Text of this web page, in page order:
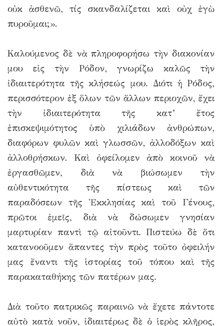
οὐκ ἀσθενῶ, τίς σκανδαλίζεται καὶ οὐχ ἐγὼ
πυροῦμαι;».
Καλούμενος δὲ νὰ πληροφορήσω τὴν διακονίαν
μου εἰς τὴν Ρόδον, γνωρίζω καλῶς τὴν
ἰδιαιτερότητα τῆς κλήσεώς μου. Διότι ἡ Ρόδος,
περισσότερον ἐξ ὅλων τῶν ἄλλων περιοχῶν, ἔχει
τὴν ἰδιαιτερότητα τῆς κατ’ ἔτος
ἐπισκεψιμότητος ὑπὸ χιλιάδων ἀνθρώπων,
διαφόρων φυλῶν καὶ γλωσσῶν, ἀλλοδόξων καὶ
ἀλλοθρήσκων. Καὶ ὀφείλομεν ἀπὸ κοινοῦ νὰ
ἐργασθῶμεν, διὰ νὰ βιώσωμεν τὴν
αὐθεντικότητα τῆς πίστεως καὶ τῶν
παραδόσεων τῆς Ἐκκλησίας καὶ τοῦ Γένους,
πρῶτοι ἐμεῖς, διὰ νὰ δώσωμεν γνησίαν
μαρτυρίαν παντὶ τῷ αἰτοῦντι. Πιστεύω δὲ ὅτι
κατανοοῦμεν ἅπαντες τὴν πρὸς τοῦτο ὀφειλήν
μας ἔναντι τῆς ἱστορίας τοῦ τόπου καὶ τῆς
παρακαταθήκης τῶν πατέρων μας.
Διὰ τοῦτο πατρικῶς παραινῶ νὰ ἔχετε πάντοτε
αὐτὸ κατὰ νοῦν, ἰδιαιτέρως δὲ ὁ ἱερὸς κλῆρος,